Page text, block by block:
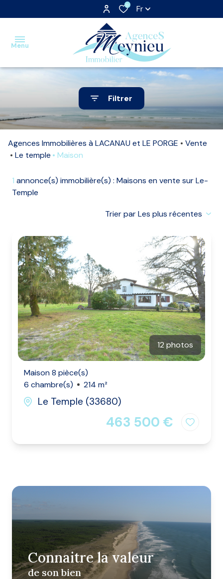
0 Fr
Menu
Ventes
Locations
Estimation
Nos
biens
agences
Contact
Filtrer
Agences Immobilières à LACANAU et LE PORGE
Vente
Le temple
Maison
1 annonce(s) immobilière(s) : Maisons en vente sur Le-
Temple
Trier par Les plus récentes
12 photos
Maison 8 pièce(s)
6 chambre(s)
214 m²
Le Temple (33680)
463 500 €
Connaitre la valeur
de son bien